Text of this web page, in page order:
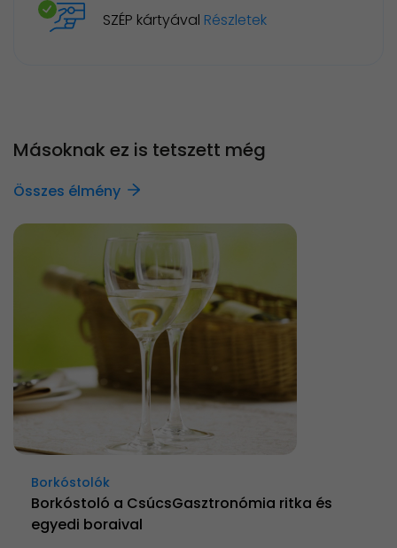
SZÉP kártyával Részletek
Másoknak ez is tetszett még
Összes élmény
Borkóstolók
Borkóstoló a CsúcsGasztronómia ritka és
egyedi boraival